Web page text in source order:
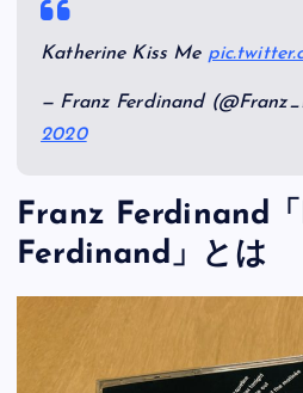
Katherine Kiss Me
— Franz Ferdinand
2020
Franz Ferdinand
Ferdinand」とは